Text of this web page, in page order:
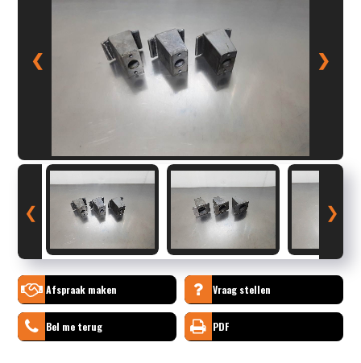
❮ ❯
❮ ❯
Afspraak maken Vraag stellen
Bel me terug PDF